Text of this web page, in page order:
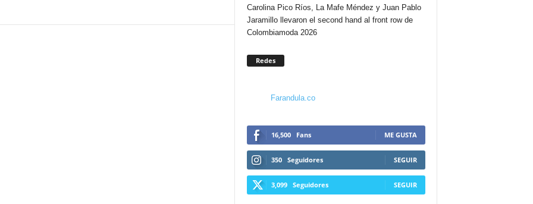
Carolina Pico Ríos, La Mafe Méndez y Juan Pablo
Jaramillo llevaron el second hand al front row de
Colombiamoda 2026
Redes
Farandula.co
16,500 Fans ME GUSTA
350 Seguidores SEGUIR
3,099 Seguidores SEGUIR